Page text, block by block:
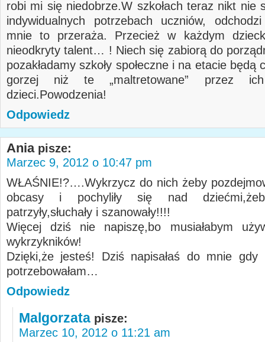
robi mi się niedobrze.W szkołach teraz nikt nie
indywidualnych potrzebach uczniów,
mnie to przeraża. Przecież w każdym
nieodkryty talent… ! Niech się zabiorą do
pozakładamy szkoły społeczne i na etacie będą
gorzej niż te „maltretowane” przez ich
dzieci.Powodzenia!
Odpowiedz
Ania pisze:
Marzec 9, 2012 o 10:47 pm
WŁAŚNIE!?….Wykrzycz do nich żeby
obcasy i pochyliły się nad
patrzyły,słuchały i szanowały!!!!
Więcej dziś nie napiszę,bo musiałabym
wykrzykników!
Dzięki,że jesteś! Dziś napisałaś do mnie gdy
potrzebowałam…
Odpowiedz
Malgorzata pisze:
Marzec 10, 2012 o 11:21 am